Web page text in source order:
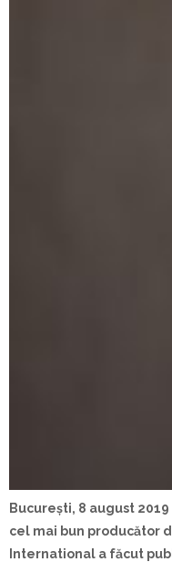
București, 8 august 2019
cel mai bun producător
International a făcut